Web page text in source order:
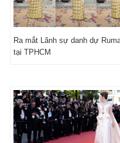
Ra mắt Lãnh sự danh dự
tại TPHCM